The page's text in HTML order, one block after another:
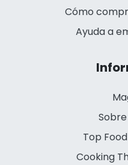
Cómo
Ayuda a
Top
Cooking